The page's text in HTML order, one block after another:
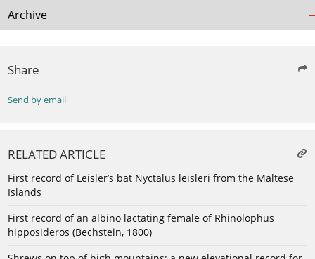
Archive
Share
Send by email
RELATED ARTICLE
First record of Leisler’s bat Nyctalus leisleri from the Maltese
Islands
First record of an albino lactating female of Rhinolophus
hipposideros (Bechstein, 1800)